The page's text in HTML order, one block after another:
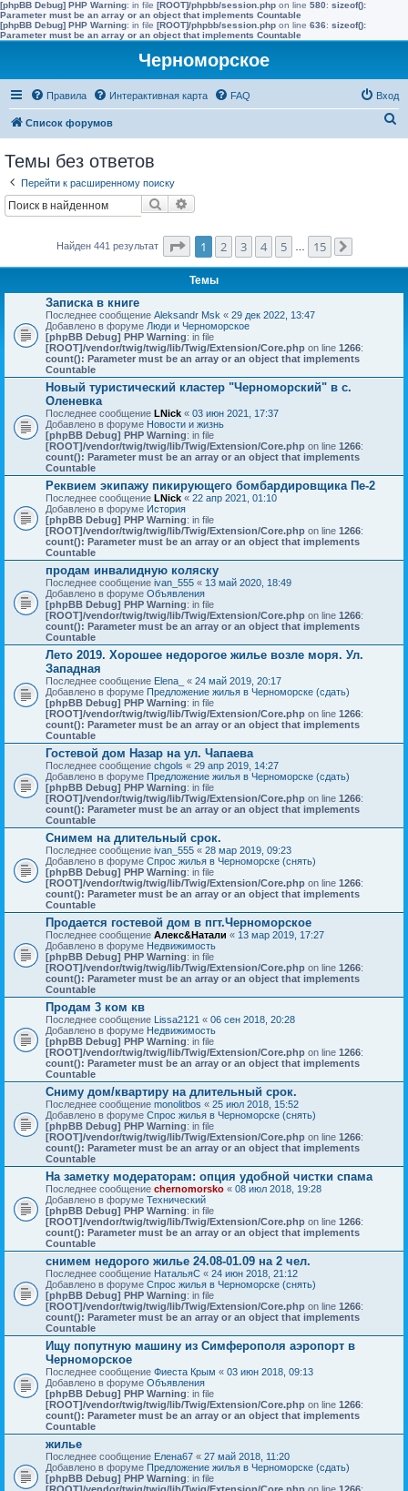
[phpBB Debug] PHP Warning: in file [ROOT]/phpbb/session.php on line 580: sizeof():
Parameter must be an array or an object that implements Countable
[phpBB Debug] PHP Warning: in file [ROOT]/phpbb/session.php on line 636: sizeof():
Parameter must be an array or an object that implements Countable
Черноморское
Правила Интерактивная карта FAQ Вход
Список форумов
Темы без ответов
Перейти к расширенному поиску
Поиск
Найден 441 результат Страница1 из
1 2 3 4 5 15
Темы
Записка в книге
Последнее сообщение Aleksandr Msk « 29 дек 2022, 13:47
Добавлено в форуме Люди и Черноморское
[phpBB Debug] PHP Warning: in file
[ROOT]/vendor/twig/twig/lib/Twig/Extension/Core.php on line 1266:
count(): Parameter must be an array or an object that implements
Countable
Новый туристический кластер "Черноморский" в с.
Оленевка
Последнее сообщение LNick « 03 июн 2021, 17:37
Добавлено в форуме Новости и жизнь
[phpBB Debug] PHP Warning: in file
[ROOT]/vendor/twig/twig/lib/Twig/Extension/Core.php on line 1266:
count(): Parameter must be an array or an object that implements
Countable
Реквием экипажу пикирующего бомбардировщика Пе-2
Последнее сообщение LNick « 22 апр 2021, 01:10
Добавлено в форуме История
[phpBB Debug] PHP Warning: in file
[ROOT]/vendor/twig/twig/lib/Twig/Extension/Core.php on line 1266:
count(): Parameter must be an array or an object that implements
Countable
продам инвалидную коляску
Последнее сообщение ivan_555 « 13 май 2020, 18:49
Добавлено в форуме Объявления
[phpBB Debug] PHP Warning: in file
[ROOT]/vendor/twig/twig/lib/Twig/Extension/Core.php on line 1266:
count(): Parameter must be an array or an object that implements
Countable
Лето 2019. Хорошее недорогое жилье возле моря. Ул.
Западная
Последнее сообщение Elena_ « 24 май 2019, 20:17
Добавлено в форуме Предложение жилья в Черноморске (сдать)
[phpBB Debug] PHP Warning: in file
[ROOT]/vendor/twig/twig/lib/Twig/Extension/Core.php on line 1266:
count(): Parameter must be an array or an object that implements
Countable
Гостевой дом Назар на ул. Чапаева
Последнее сообщение chgols « 29 апр 2019, 14:27
Добавлено в форуме Предложение жилья в Черноморске (сдать)
[phpBB Debug] PHP Warning: in file
[ROOT]/vendor/twig/twig/lib/Twig/Extension/Core.php on line 1266:
count(): Parameter must be an array or an object that implements
Countable
Снимем на длительный срок.
Последнее сообщение ivan_555 « 28 мар 2019, 09:23
Добавлено в форуме Спрос жилья в Черноморске (снять)
[phpBB Debug] PHP Warning: in file
[ROOT]/vendor/twig/twig/lib/Twig/Extension/Core.php on line 1266:
count(): Parameter must be an array or an object that implements
Countable
Продается гостевой дом в пгт.Черноморское
Последнее сообщение Алекс&Натали « 13 мар 2019, 17:27
Добавлено в форуме Недвижимость
[phpBB Debug] PHP Warning: in file
[ROOT]/vendor/twig/twig/lib/Twig/Extension/Core.php on line 1266:
count(): Parameter must be an array or an object that implements
Countable
Продам 3 ком кв
Последнее сообщение Lissa2121 « 06 сен 2018, 20:28
Добавлено в форуме Недвижимость
[phpBB Debug] PHP Warning: in file
[ROOT]/vendor/twig/twig/lib/Twig/Extension/Core.php on line 1266:
count(): Parameter must be an array or an object that implements
Countable
Сниму дом/квартиру на длительный срок.
Последнее сообщение monolitbos « 25 июл 2018, 15:52
Добавлено в форуме Спрос жилья в Черноморске (снять)
[phpBB Debug] PHP Warning: in file
[ROOT]/vendor/twig/twig/lib/Twig/Extension/Core.php on line 1266:
count(): Parameter must be an array or an object that implements
Countable
На заметку модераторам: опция удобной чистки спама
Последнее сообщение chernomorsko « 08 июл 2018, 19:28
Добавлено в форуме Технический
[phpBB Debug] PHP Warning: in file
[ROOT]/vendor/twig/twig/lib/Twig/Extension/Core.php on line 1266:
count(): Parameter must be an array or an object that implements
Countable
снимем недорого жилье 24.08-01.09 на 2 чел.
Последнее сообщение НатальяС « 24 июн 2018, 21:12
Добавлено в форуме Спрос жилья в Черноморске (снять)
[phpBB Debug] PHP Warning: in file
[ROOT]/vendor/twig/twig/lib/Twig/Extension/Core.php on line 1266:
count(): Parameter must be an array or an object that implements
Countable
Ищу попутную машину из Симферополя аэропорт в
Черноморское
Последнее сообщение Фиеста Крым « 03 июн 2018, 09:13
Добавлено в форуме Объявления
[phpBB Debug] PHP Warning: in file
[ROOT]/vendor/twig/twig/lib/Twig/Extension/Core.php on line 1266:
count(): Parameter must be an array or an object that implements
Countable
жилье
Последнее сообщение Елена67 « 27 май 2018, 11:20
Добавлено в форуме Предложение жилья в Черноморске (сдать)
[phpBB Debug] PHP Warning: in file
[ROOT]/vendor/twig/twig/lib/Twig/Extension/Core.php on line 1266: